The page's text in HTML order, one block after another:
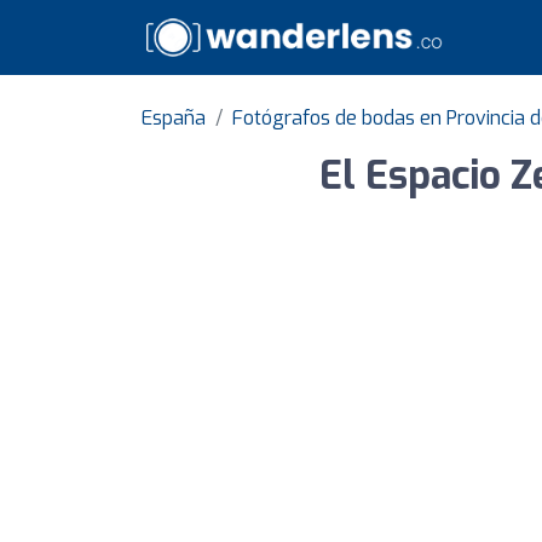
España Fotógrafos de bodas en Provincia
El Espacio